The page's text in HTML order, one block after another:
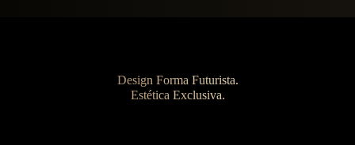
Design Forma Futurista.
Estética Exclusiva.